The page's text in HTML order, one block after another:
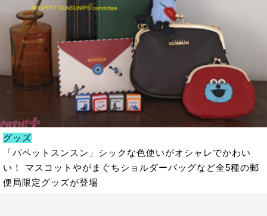
グッズ
「パペットスンスン」シックな色使いがオシャレでかわい
い！ マスコットやがまぐちショルダーバッグなど全5種の郵
便局限定グッズが登場